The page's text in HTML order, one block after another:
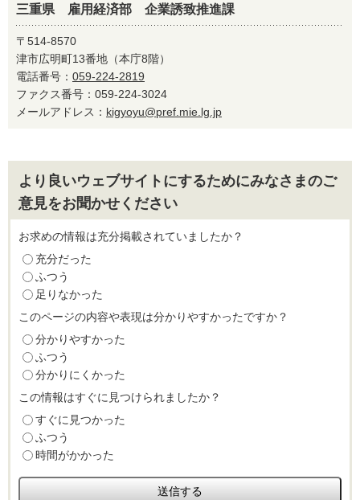
三重県 雇用経済部 企業誘致推進課
〒514-8570
津市広明町13番地（本庁8階）
電話番号： 059-224-2819
ファクス番号：059-224-3024
メールアドレス： kigyoyu@pref.mie.lg.jp
より良いウェブサイトにするためにみなさまのご
意見をお聞かせください
お求めの情報は充分掲載されていましたか？
充分だった
ふつう
足りなかった
このページの内容や表現は分かりやすかったですか？
分かりやすかった
ふつう
分かりにくかった
この情報はすぐに見つけられましたか？
すぐに見つかった
ふつう
時間がかかった